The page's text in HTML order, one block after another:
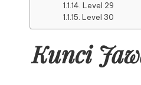
Level 29
Level 30
Kunci